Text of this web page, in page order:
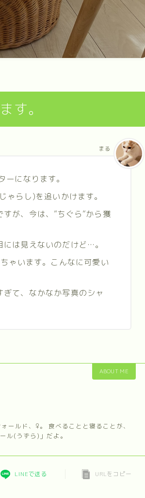
す。
になります。
ゃらし)を追いかけます。
が、今は、”ちぐら”から獲
は見えないのだけど…。
ゃいます。こんなに可愛い
て、なかなか写真のシャ
まる
ABOUT ME
ールド、♀。 食べることと寝ることが、
ル(うずら)」だよ。
LINEで送る URLをコピー